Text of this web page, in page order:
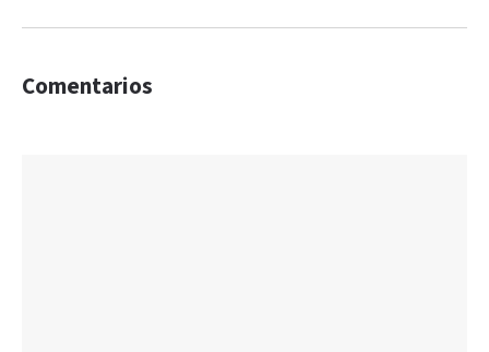
Comentarios